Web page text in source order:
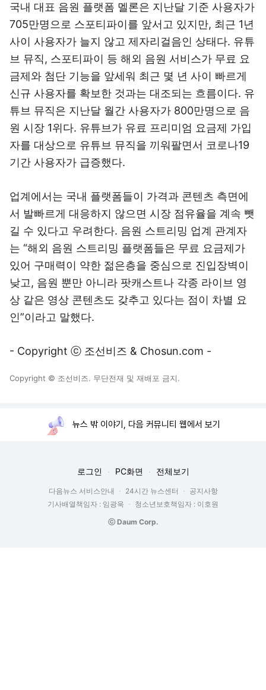
국내 대표 음원 플랫폼 멜론은 지난달 기준 사용자가
705만명으로 스포티파이를 앞서고 있지만, 최근 1년
사이 사용자가 늘지 않고 제자리걸음인 상태다. 유튜
브 뮤직, 스포티파이 등 해외 음원 서비스가 무료 요
금제와 첨단 기능을 앞세워 최근 몇 년 사이 빠르게
신규 사용자를 확보한 것과는 대조되는 흐름이다. 유
튜브 뮤직은 지난달 월간 사용자가 800만명으로 음
원 시장 1위다. 유튜브가 유료 프리미엄 요금제 가입
자를 대상으로 유튜브 뮤직을 끼워팔면서 코로나19
기간 사용자가 급증했다.
업계에서는 국내 플랫폼들이 가격과 콘텐츠 측면에
서 발빠르게 대응하지 않으면 시장 점유율을 계속 뺏
길 수 있다고 우려한다. 음원 스트리밍 업계 관계자
는 “해외 음원 스트리밍 플랫폼들은 무료 요금제가
있어 구매력이 약한 젊은층을 중심으로 진입장벽이
낮고, 음원 뿐만 아니라 팟캐스트나 각종 라이브 영
상 같은 영상 콘텐츠도 갖추고 있다는 점이 차별 요
인”이라고 말했다.
- Copyright ⓒ 조선비즈 & Chosun.com -
Copyright © 조선비즈. 무단전재 및 재배포 금지.
뉴스 밖 이야기, 다음 커뮤니티 웹에서 보기
로그인 PC화면 전체보기
다음뉴스 서비스안내 24시간 뉴스센터
공지사항
기사배열책임자 : 임광욱
청소년보호책임자 : 이호원
ⓒ Daum Corp.